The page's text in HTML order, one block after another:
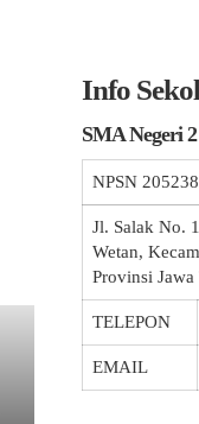
Info
SMA Negeri
NPSN
Jl. Salak No.
Wetan,
Provinsi
TELEPON
EMAIL